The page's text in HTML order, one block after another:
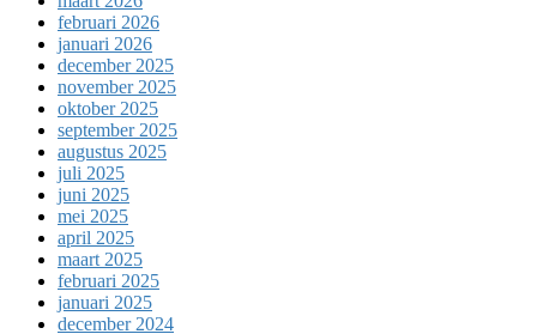
februari 2026
januari 2026
december 2025
november 2025
oktober 2025
september 2025
augustus 2025
juli 2025
juni 2025
mei 2025
april 2025
maart 2025
februari 2025
januari 2025
december 2024